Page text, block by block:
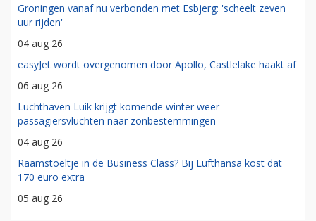
Groningen vanaf nu verbonden met Esbjerg: 'scheelt zeven
uur rijden'
04 aug 26
easyJet wordt overgenomen door Apollo, Castlelake haakt af
06 aug 26
Luchthaven Luik krijgt komende winter weer
passagiersvluchten naar zonbestemmingen
04 aug 26
Raamstoeltje in de Business Class? Bij Lufthansa kost dat
170 euro extra
05 aug 26